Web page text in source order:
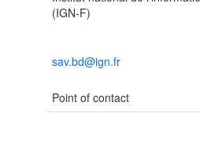
(IGN-F)
sav.bd@ign.fr
Point of contact